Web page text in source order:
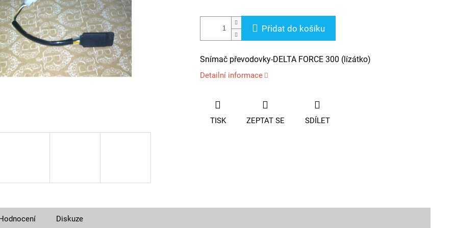
Přidat do košíku
Snímač převodovky-DELTA FORCE 300 (lízátko)
Detailní informace
TISK ZEPTAT SE SDÍLET
Diskuze